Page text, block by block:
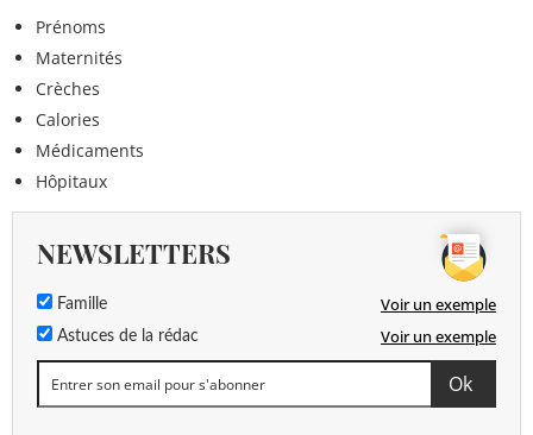
Prénoms
Maternités
Crèches
Calories
Médicaments
Hôpitaux
NEWSLETTERS
Famille Voir un exemple
Astuces de la rédac Voir un exemple